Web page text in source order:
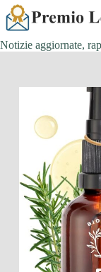
Salta
al
contenuto
Notizie aggiornate,